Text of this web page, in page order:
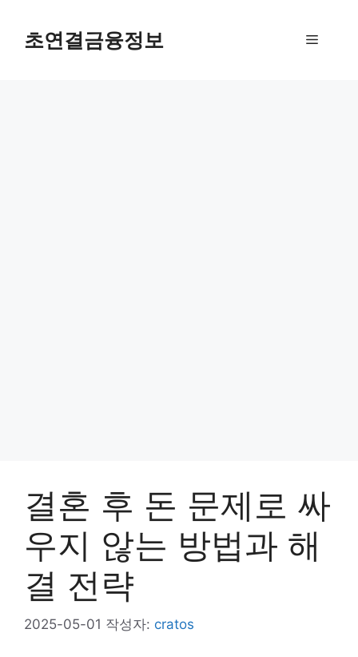
초연결금융정보 메
결혼 후 돈 문제로 싸
우지 않는 방법과 해
결 전략
2025-05-01 작성자: cratos